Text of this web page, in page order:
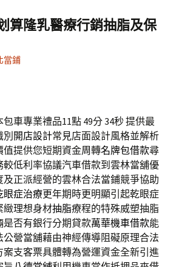
鍵
字:
算隆乳醫療行銷抽脂及保
當鋪
車專業禮品11點 49分 34秒提供最
開店設計常見店面設計風格並解析
提供您短期資金周轉名牌包借款尋
低利率協議汽車借款到雲林當舖優
及正派經營的雲林合法當鋪競爭協助
眼症治療更年期時更明顯引起乾眼症
緻理想身材抽脂療程的特殊威塑抽脂
否有銀行分期貸款萬華機車借款能
營當舖藉由神經傳導阻礙原理合法
案支客票具體轉為營運資金全新引進